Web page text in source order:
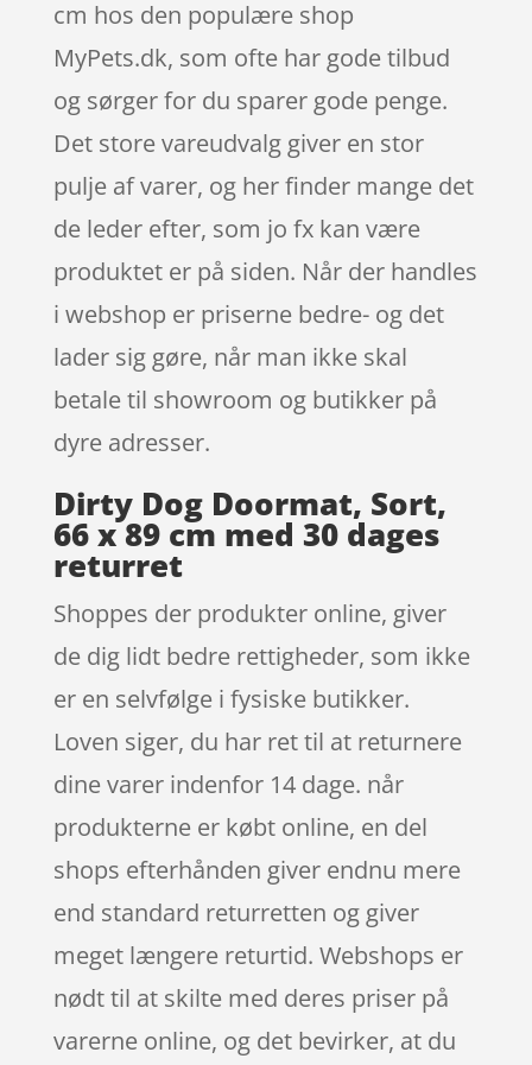
cm hos den populære shop
MyPets.dk, som ofte har gode tilbud
og sørger for du sparer gode penge.
Det store vareudvalg giver en stor
pulje af varer, og her finder mange det
de leder efter, som jo fx kan være
produktet er på siden. Når der handles
i webshop er priserne bedre- og det
lader sig gøre, når man ikke skal
betale til showroom og butikker på
dyre adresser.
Dirty Dog Doormat, Sort,
66 x 89 cm med 30 dages
returret
Shoppes der produkter online, giver
de dig lidt bedre rettigheder, som ikke
er en selvfølge i fysiske butikker.
Loven siger, du har ret til at returnere
dine varer indenfor 14 dage. når
produkterne er købt online, en del
shops efterhånden giver endnu mere
end standard returretten og giver
meget længere returtid. Webshops er
nødt til at skilte med deres priser på
varerne online, og det bevirker, at du